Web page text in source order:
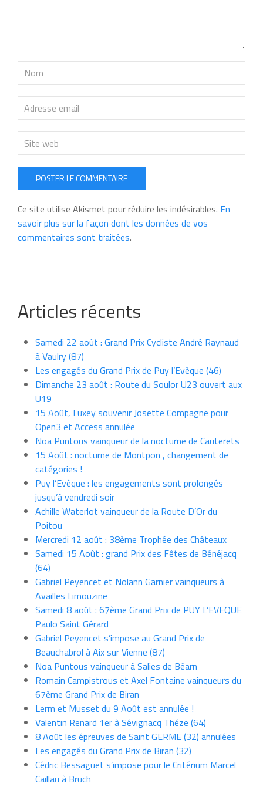
POSTER LE COMMENTAIRE
Ce site utilise Akismet pour réduire les indésirables. En
savoir plus sur la façon dont les données de vos
commentaires sont traitées.
Articles récents
Samedi 22 août : Grand Prix Cycliste André Raynaud
à Vaulry (87)
Les engagés du Grand Prix de Puy l’Evèque (46)
Dimanche 23 août : Route du Soulor U23 ouvert aux
U19
15 Août, Luxey souvenir Josette Compagne pour
Open3 et Access annulée
Noa Puntous vainqueur de la nocturne de Cauterets
15 Août : nocturne de Montpon , changement de
catégories !
Puy l’Evèque : les engagements sont prolongés
jusqu’à vendredi soir
Achille Waterlot vainqueur de la Route D’Or du
Poitou
Mercredi 12 août : 38ème Trophée des Châteaux
Samedi 15 Août : grand Prix des Fêtes de Bénéjacq
(64)
Gabriel Peyencet et Nolann Garnier vainqueurs à
Availles Limouzine
Samedi 8 août : 67ème Grand Prix de PUY L’EVEQUE
Paulo Saint Gérard
Gabriel Peyencet s’impose au Grand Prix de
Beauchabrol à Aix sur Vienne (87)
Noa Puntous vainqueur à Salies de Béarn
Romain Campistrous et Axel Fontaine vainqueurs du
67ème Grand Prix de Biran
Lerm et Musset du 9 Août est annulée !
Valentin Renard 1er à Sévignacq Théze (64)
8 Août les épreuves de Saint GERME (32) annulées
Les engagés du Grand Prix de Biran (32)
Cédric Bessaguet s’impose pour le Critérium Marcel
Caillau à Bruch